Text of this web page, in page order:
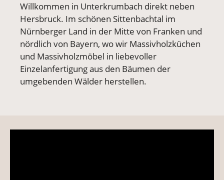
Willkommen in Unterkrumbach direkt neben
Hersbruck. Im schönen Sittenbachtal im
Nürnberger Land in der Mitte von Franken und
nördlich von Bayern, wo wir Massivholzküchen
und Massivholzmöbel in liebevoller
Einzelanfertigung aus den Bäumen der
umgebenden Wälder herstellen.